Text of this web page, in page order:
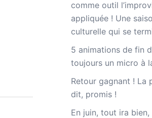
comme outil
appliquée ! Une
culturelle qui se
5 animations de fin
toujours un micro à
Retour gagnant ! La
dit, promis !
En juin, tout ira bien,